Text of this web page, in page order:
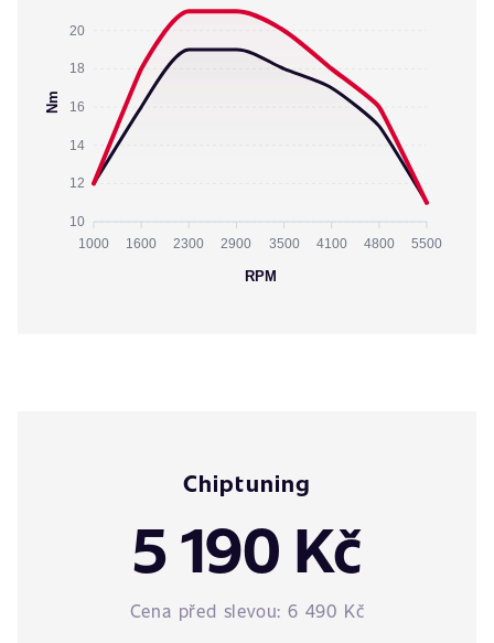
20
18
16
14
12
10
Nm
1000 1600 2300 2900 3500 4100 4800 5500
RPM
Chiptuning
5 190 Kč
Cena před slevou: 6 490 Kč